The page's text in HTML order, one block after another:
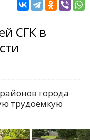
СГК в
города
трудоёмкую